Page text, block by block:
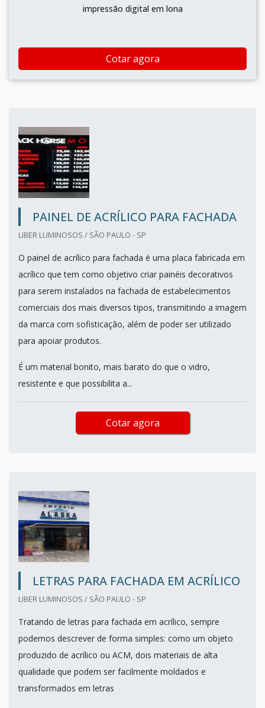
impressão digital em lona
Cotar agora
PAINEL DE ACRÍLICO PARA FACHADA
LIBER LUMINOSOS / SÃO PAULO - SP
O painel de acrílico para fachada é uma placa fabricada em
acrílico que tem como objetivo criar painéis decorativos
para serem instalados na fachada de estabelecimentos
comerciais dos mais diversos tipos, transmitindo a imagem
da marca com sofisticação, além de poder ser utilizado
para apoiar produtos.
É um material bonito, mais barato do que o vidro,
resistente e que possibilita a...
Cotar agora
LETRAS PARA FACHADA EM ACRÍLICO
LIBER LUMINOSOS / SÃO PAULO - SP
Tratando de letras para fachada em acrílico, sempre
podemos descrever de forma simples: como um objeto
produzido de acrílico ou ACM, dois materiais de alta
qualidade que podem ser facilmente moldados e
transformados em letras